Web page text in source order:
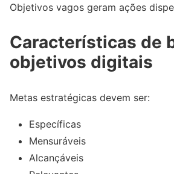
Objetivos vagos geram ações
Características de
objetivos digitais
Metas estratégicas devem ser:
Específicas
Mensuráveis
Alcançáveis